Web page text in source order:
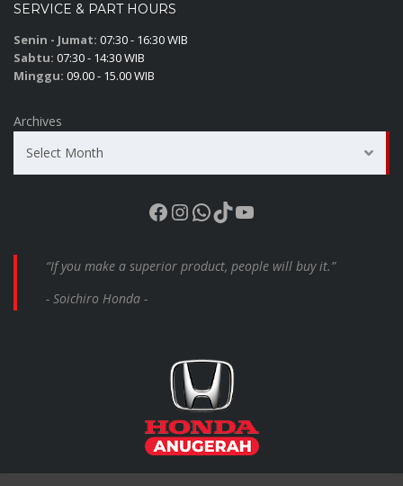
SERVICE & PART HOURS
Senin - Jumat: 07:30 - 16:30 WIB
Sabtu: 07:30 - 14:30 WIB
Minggu: 09.00 - 15.00 WIB
Archives
Select Month
Facebook
Instagram
WhatsApp
TikTok
YouTube
“If you make a superior product, people will buy it.”
- Soichiro Honda -